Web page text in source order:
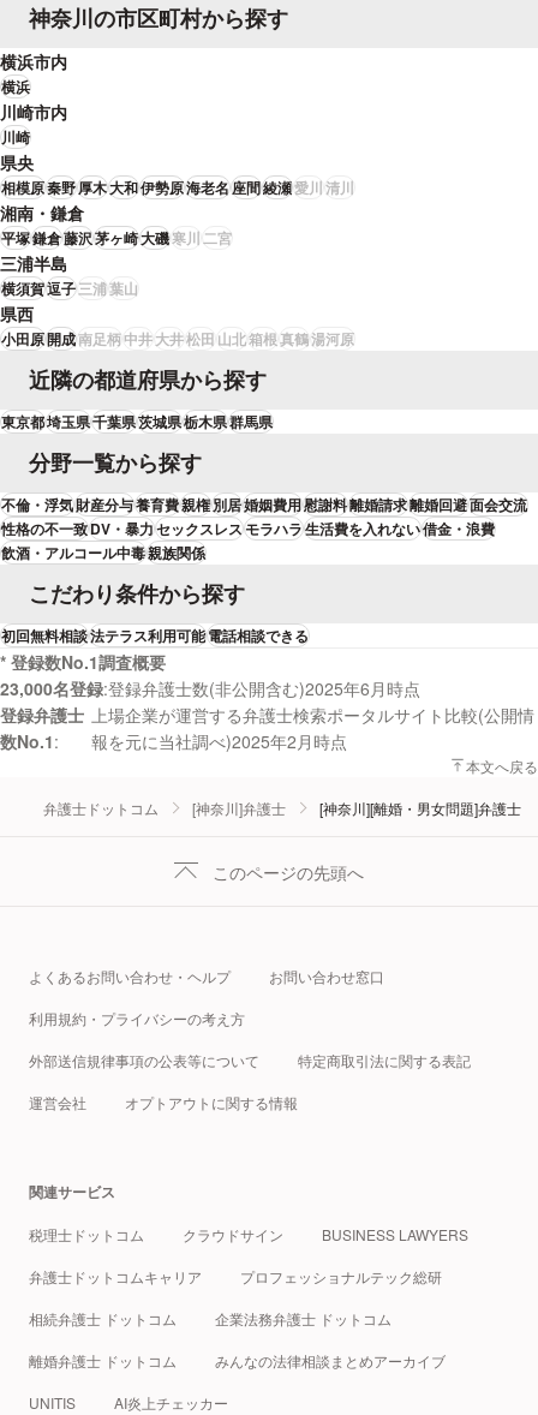
神奈川の市区町村から探す
横浜市内
横浜
川崎市内
川崎
県央
相模原秦野厚木大和伊勢原海老名座間綾瀬愛川清川
湘南・鎌倉
平塚鎌倉藤沢茅ヶ崎大磯寒川二宮
三浦半島
横須賀逗子三浦葉山
県西
小田原開成南足柄中井大井松田 山北箱根真鶴湯河原
近隣の都道府県から探す
東京都埼玉県千葉県茨城県栃木県群馬県
分野一覧から探す
不倫・浮気財産分与養育費親権別居婚姻費用慰謝料離婚請求離婚回避面会交流
性格の不一致DV・暴力セックスレスモラハラ生活費を入れない借金・浪費
飲酒・アルコール中毒親族関係
こだわり条件から探す
初回無料相談法テラス利用可能電話相談できる
* 登録数No.1調査概要
23,000名登録 登録弁護士数(非公開含む)2025年6月時点
登録弁護士
数No.1
上場企業が運営する弁護士検索ポータルサイト比較(公開情
報を元に当社調べ)2025年2月時点
本文へ戻る
弁護士ドットコム [神奈川]弁護士 [神奈川][離婚・男女問題]弁護士
このページの先頭へ
よくあるお問い合わせ・ヘルプ お問い合わせ窓口
利用規約・プライバシーの考え方
外部送信規律事項の公表等について 特定商取引法に関する表記
運営会社 オプトアウトに関する情報
関連サービス
税理士ドットコム クラウドサイン BUSINESS LAWYERS
弁護士ドットコムキャリア プロフェッショナルテック総研
相続弁護士 ドットコム 企業法務弁護士 ドットコム
離婚弁護士 ドットコム みんなの法律相談まとめアーカイブ
UNITIS AI炎上チェッカー